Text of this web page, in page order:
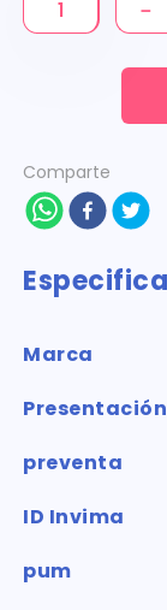
－
Comparte
Marca
Presentación
preventa
ID Invima
pum